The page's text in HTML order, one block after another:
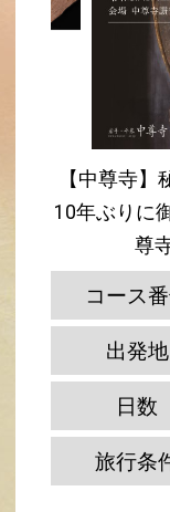
【中尊寺
10年ぶりに
尊
コース
出発地
日数
旅行条